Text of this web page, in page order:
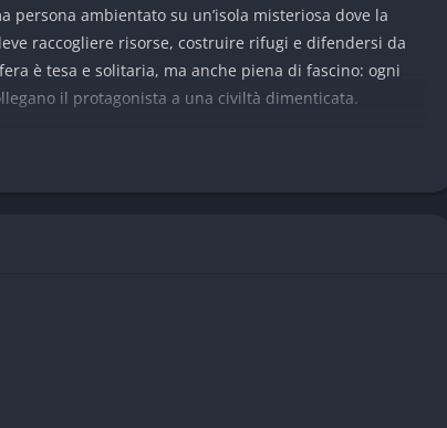
persona ambientato su un’isola misteriosa dove la
raccogliere risorse, costruire rifugi e difendersi da
è tesa e solitaria, ma anche piena di fascino: ogni
il protagonista a una civiltà dimenticata.
Island
Le tempeste, il caldo e il ciclo giorno-notte
naturali. Il crafting è intuitivo ma profondo, e ogni